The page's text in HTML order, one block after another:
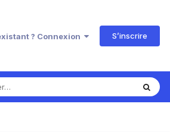
? Connexion S’inscrire